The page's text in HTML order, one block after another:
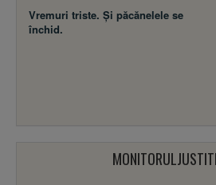
Vremuri triste. Şi păcănelele se
închid.